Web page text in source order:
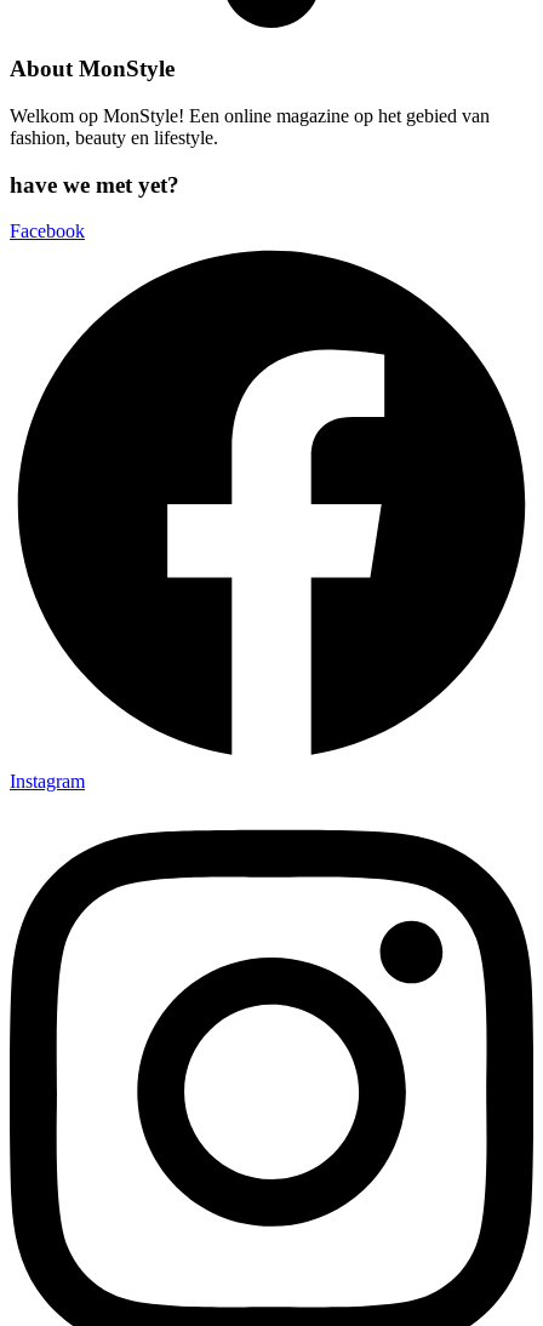
About MonStyle
Welkom op MonStyle! Een online magazine op het gebied van
fashion, beauty en lifestyle.
have we met yet?
Facebook
Instagram